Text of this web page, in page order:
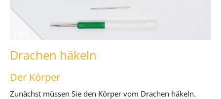
Drachen häkeln
Der Körper
Zunächst müssen Sie den Körper vom Drachen häkeln.